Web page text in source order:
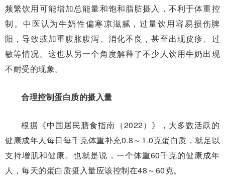
频繁饮用可能增加总能量和饱和脂肪摄入，不利于体重控
制。中医认为牛奶性偏寒凉滋腻，过量饮用容易损伤脾
阳，导致或加重腹胀腹泻、消化不良，甚至出现皮疹、过
敏等情况。这也从另一个角度解释了不少人饮用牛奶出现
不耐受的现象。
合理控制蛋白质的摄入量
根据《中国居民膳食指南（2022）》，大多数活跃的
健康成年人每日每千克体重补充0.8～1.0克蛋白质，就足以
支持增肌和健康。也就是说，一个体重60千克的健康成年
人，每天的蛋白质摄入量应该控制在48～60克。